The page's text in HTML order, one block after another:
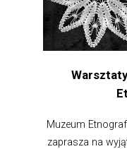
Muzeum
zaprasza na